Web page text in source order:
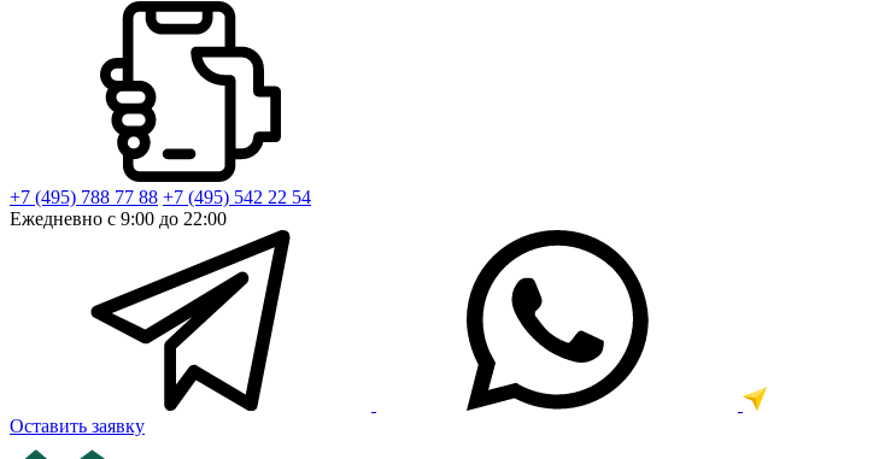
+7 (495) 788 77 88 +7 (495) 542 22 54
Ежедневно с 9:00 до 22:00
Оставить заявку